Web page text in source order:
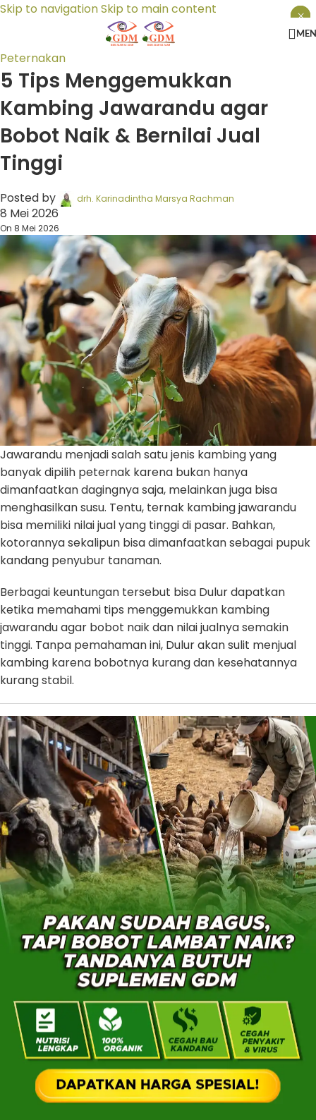
Skip to navigationSkip to main content
Peternakan
5 Tips Menggemukkan
Kambing Jawarandu agar
Bobot Naik & Bernilai Jual
Tinggi
Posted by drh. Karinadintha Marsya Rachman
8 Mei 2026
On 8 Mei 2026
Jawarandu menjadi salah satu jenis kambing yang
banyak dipilih peternak karena bukan hanya
dimanfaatkan dagingnya saja, melainkan juga bisa
menghasilkan susu. Tentu, ternak kambing jawarandu
bisa memiliki nilai jual yang tinggi di pasar. Bahkan,
kotorannya sekalipun bisa dimanfaatkan sebagai pupuk
kandang penyubur tanaman.
Berbagai keuntungan tersebut bisa Dulur dapatkan
ketika memahami tips menggemukkan kambing
jawarandu agar bobot naik dan nilai jualnya semakin
tinggi. Tanpa pemahaman ini, Dulur akan sulit menjual
kambing karena bobotnya kurang dan kesehatannya
kurang stabil.
×
×
×